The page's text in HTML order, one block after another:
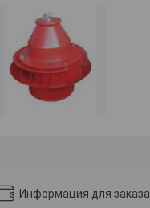
Информация для заказа